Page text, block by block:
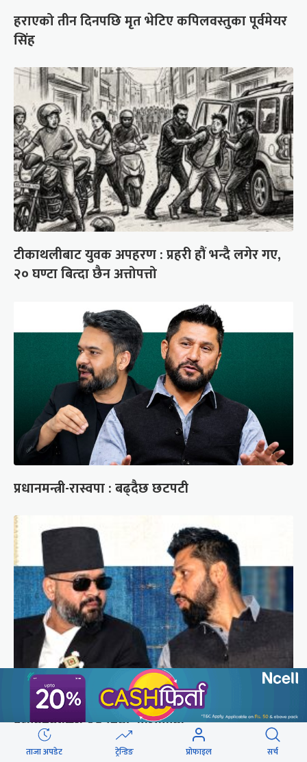
हराएको तीन दिनपछि मृत भेटिए कपिलवस्तुका पूर्वमेयर
सिंह
टीकाथलीबाट युवक अपहरण : प्रहरी हौं भन्दै लगेर गए,
२० घण्टा बित्दा छैन अत्तोपत्तो
प्रधानमन्त्री-रास्वपा : बढ्दैछ छटपटी
बालुवाटारमा दोस्रोपल्ट पुगे रवि लामिछाने,
प्रधानमन्त्रीसँग ४५ मिनेट कुराकानी
ताजा अपडेट ट्रेन्डिङ प्रोफाइल सर्च